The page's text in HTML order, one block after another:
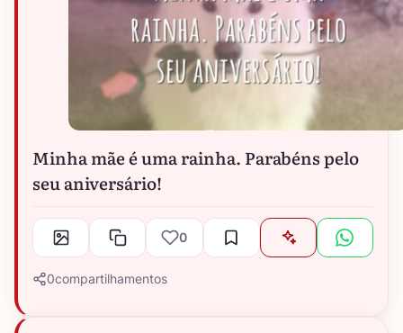
Minha mãe é uma rainha. Parabéns pelo
seu aniversário!
0
0compartilhamentos